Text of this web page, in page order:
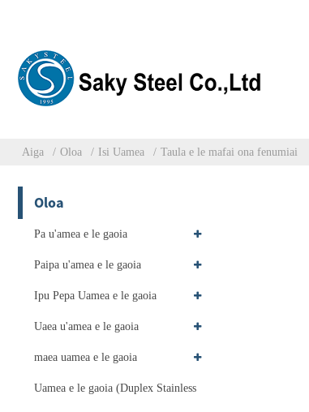
Aiga Oloa Isi Uamea Taula e le mafai ona fenumiai
Oloa
Pa u'amea e le gaoia
Paipa u'amea e le gaoia
Ipu Pepa Uamea e le gaoia
Uaea u'amea e le gaoia
maea uamea e le gaoia
Uamea e le gaoia (Duplex Stainless